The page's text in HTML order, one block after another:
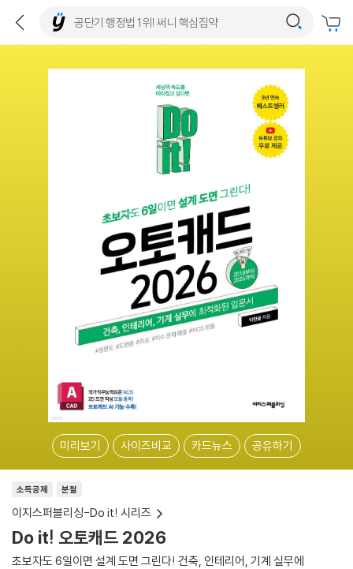
미리보기 사이즈비교 카드뉴스 공유하기
소득공제 분철
이지스퍼블리싱-Do it! 시리즈
Do it! 오토캐드 2026
초보자도 6일이면 설계 도면 그린다! 건축, 인테리어, 기계 실무에